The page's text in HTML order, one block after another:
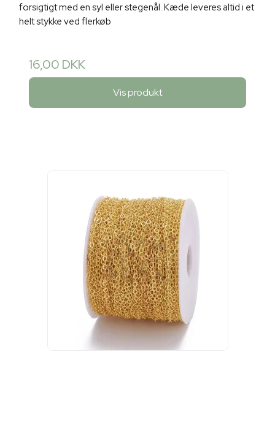
forsigtigt med en syl eller stegenål. Kæde leveres altid i et
helt stykke ved flerkøb
16,00 DKK
Vis produkt